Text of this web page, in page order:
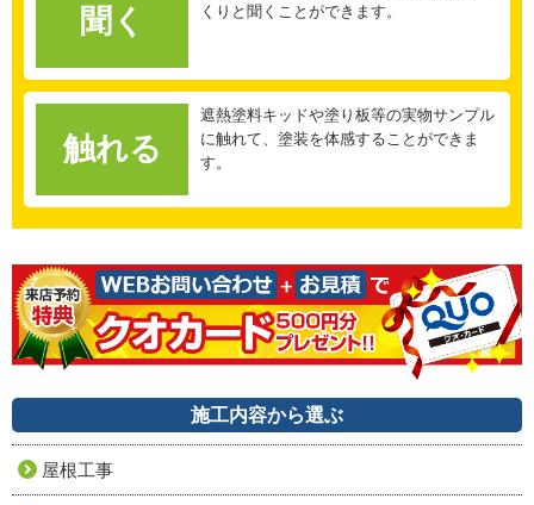
聞く
くりと聞くことができます。
触れる
遮熱塗料キッドや塗り板等の実物サンプル
に触れて、塗装を体感することができま
す。
施工内容から選ぶ
屋根工事